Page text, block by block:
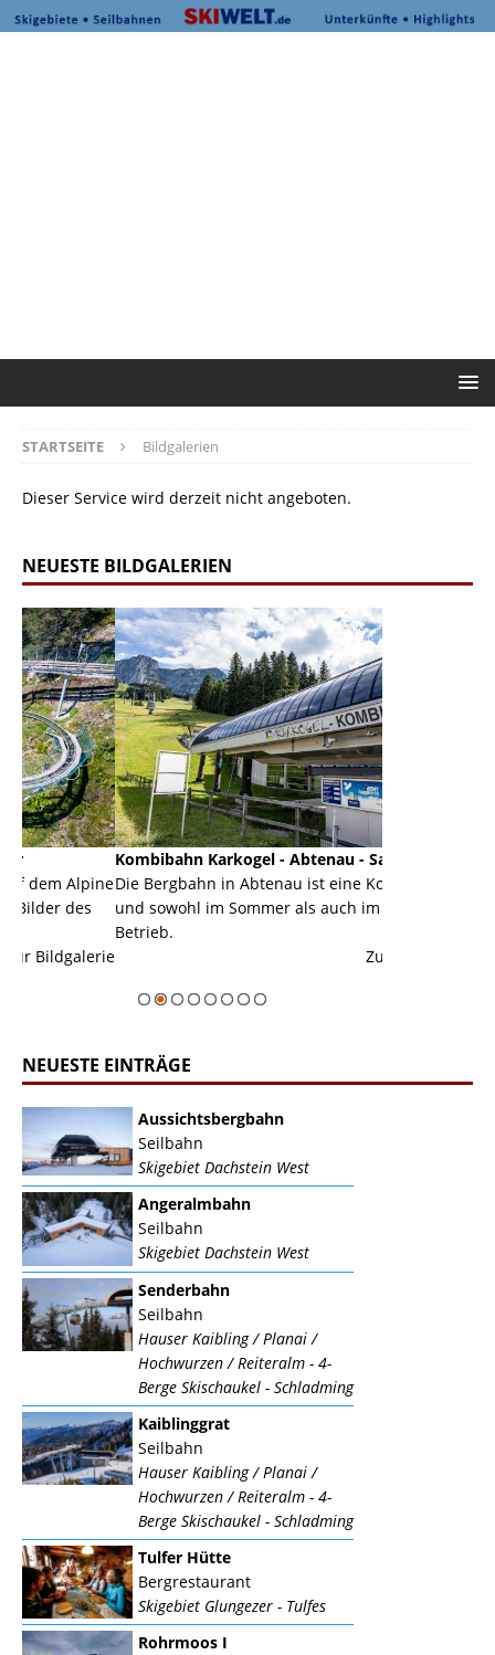
STARTSEITE Bildgalerien
Dieser Service wird derzeit nicht angeboten.
NEUESTE BILDGALERIEN
Kombibahn Karkogel - Abtenau - Salzburg
Die Bergbahn in Abtenau ist eine Kombibahn
und sowohl im Sommer als auch im Winter in
Zur Bildgalerie
NEUESTE EINTRÄGE
Aussichtsbergbahn
Seilbahn
Skigebiet Dachstein West
Angeralmbahn
Seilbahn
Skigebiet Dachstein West
Senderbahn
Seilbahn
Hauser Kaibling / Planai /
Hochwurzen / Reiteralm - 4-
Berge Skischaukel - Schladming
Kaiblinggrat
Seilbahn
Hauser Kaibling / Planai /
Hochwurzen / Reiteralm - 4-
Berge Skischaukel - Schladming
Tulfer Hütte
Bergrestaurant
Skigebiet Glungezer - Tulfes
Rohrmoos I